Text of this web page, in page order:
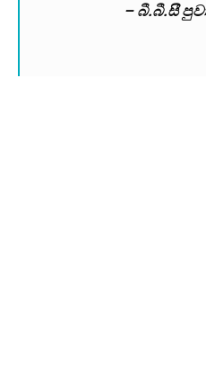
– බී.බී.සී